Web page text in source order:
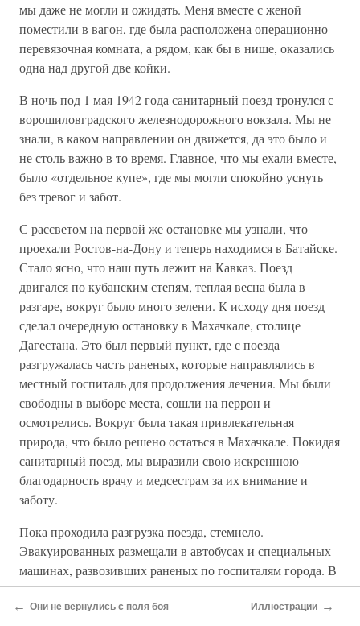
мы даже не могли и ожидать. Меня вместе с женой
поместили в вагон, где была расположена операционно-
перевязочная комната, а рядом, как бы в нише, оказались
одна над другой две койки.
В ночь под 1 мая 1942 года санитарный поезд тронулся с
ворошиловградского железнодорожного вокзала. Мы не
знали, в каком направлении он движется, да это было и
не столь важно в то время. Главное, что мы ехали вместе,
было «отдельное купе», где мы могли спокойно уснуть
без тревог и забот.
С рассветом на первой же остановке мы узнали, что
проехали Ростов-на-Дону и теперь находимся в Батайске.
Стало ясно, что наш путь лежит на Кавказ. Поезд
двигался по кубанским степям, теплая весна была в
разгаре, вокруг было много зелени. К исходу дня поезд
сделал очередную остановку в Махачкале, столице
Дагестана. Это был первый пункт, где с поезда
разгружалась часть раненых, которые направлялись в
местный госпиталь для продолжения лечения. Мы были
свободны в выборе места, сошли на перрон и
осмотрелись. Вокруг была такая привлекательная
природа, что было решено остаться в Махачкале. Покидая
санитарный поезд, мы выразили свою искреннюю
благодарность врачу и медсестрам за их внимание и
заботу.
Пока проходила разгрузка поезда, стемнело.
Эвакуированных размещали в автобусах и специальных
машинах, развозивших раненых по госпиталям города. В
один из таких госпиталей, который находился на окраине
города в школьном здании, привезли и меня с женой.
← Они не вернулись с поля боя Иллюстрации →